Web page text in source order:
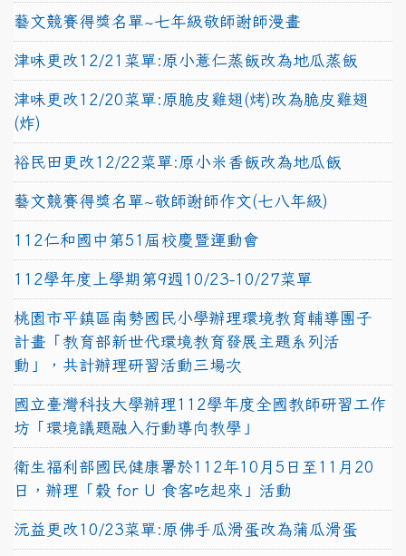
藝文競賽得獎名單~七年級敬師謝師漫畫
津味更改12/21菜單:原小薏仁蒸飯改為地瓜蒸飯
津味更改12/20菜單:原脆皮雞翅(烤)改為脆皮雞翅
(炸)
裕民田更改12/22菜單:原小米香飯改為地瓜飯
藝文競賽得獎名單~敬師謝師作文(七八年級)
112仁和國中第51屆校慶暨運動會
112學年度上學期第9週10/23-10/27菜單
桃園市平鎮區南勢國民小學辦理環境教育輔導團子
計畫「教育部新世代環境教育發展主題系列活
動」，共計辦理研習活動三場次
國立臺灣科技大學辦理112學年度全國教師研習工作
坊「環境議題融入行動導向教學」
衛生福利部國民健康署於112年10月5日至11月20
日，辦理「穀 for U 食客吃起來」活動
沅益更改10/23菜單:原佛手瓜滑蛋改為蒲瓜滑蛋